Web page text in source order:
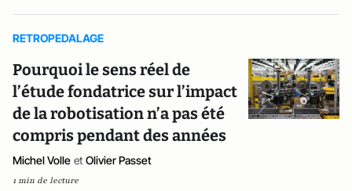
RETROPEDALAGE
Pourquoi le sens réel de
l’étude fondatrice sur l’impact
de la robotisation n’a pas été
compris pendant des années
Michel Volle et Olivier Passet
1 min de lecture